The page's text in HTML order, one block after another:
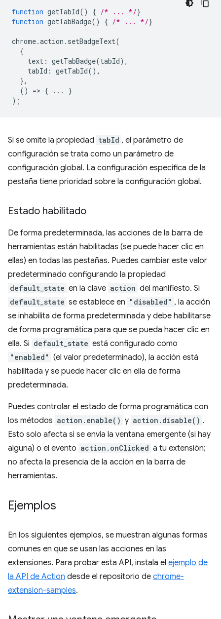
function getTabId() { /* ... */}
function getTabBadge() { /* ... */}
chrome.action . setBadgeText(
{
text : getTabBadge(tabId),
tabId : getTabId(),
},
()
=> { ...
}
);
Si se omite la propiedad tabId , el parámetro de
configuración se trata como un parámetro de
configuración global. La configuración específica de la
pestaña tiene prioridad sobre la configuración global.
Estado habilitado
De forma predeterminada, las acciones de la barra de
herramientas están habilitadas (se puede hacer clic en
ellas) en todas las pestañas. Puedes cambiar este valor
predeterminado configurando la propiedad
default_state en la clave action del manifiesto. Si
default_state se establece en "disabled" , la acción
se inhabilita de forma predeterminada y debe habilitarse
de forma programática para que se pueda hacer clic en
ella. Si default_state está configurado como
"enabled" (el valor predeterminado), la acción está
habilitada y se puede hacer clic en ella de forma
predeterminada.
Puedes controlar el estado de forma programática con
los métodos action.enable() y action.disable() .
Esto solo afecta si se envía la ventana emergente (si hay
alguna) o el evento action.onClicked a tu extensión;
no afecta la presencia de la acción en la barra de
herramientas.
Ejemplos
En los siguientes ejemplos, se muestran algunas formas
comunes en que se usan las acciones en las
extensiones. Para probar esta API, instala el ejemplo de
la API de Action desde el repositorio de chrome-
extension-samples.